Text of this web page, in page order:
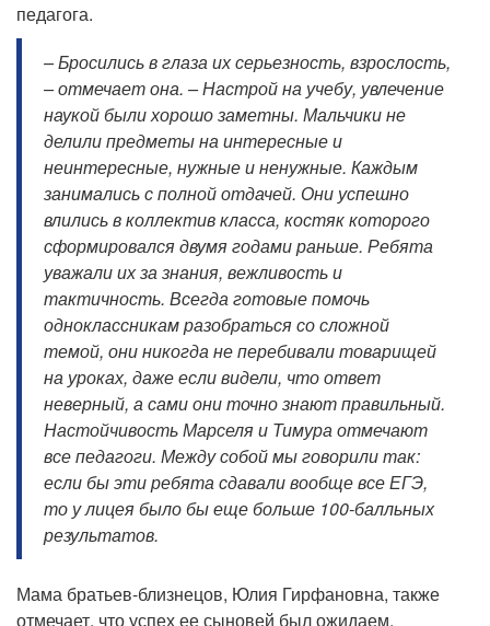
педагога.
– Бросились в глаза их серьезность, взрослость,
– отмечает она. – Настрой на учебу, увлечение
наукой были хорошо заметны. Мальчики не
делили предметы на интересные и
неинтересные, нужные и ненужные. Каждым
занимались с полной отдачей. Они успешно
влились в коллектив класса, костяк которого
сформировался двумя годами раньше. Ребята
уважали их за знания, вежливость и
тактичность. Всегда готовые помочь
одноклассникам разобраться со сложной
темой, они никогда не перебивали товарищей
на уроках, даже если видели, что ответ
неверный, а сами они точно знают правильный.
Настойчивость Марселя и Тимура отмечают
все педагоги. Между собой мы говорили так:
если бы эти ребята сдавали вообще все ЕГЭ,
то у лицея было бы еще больше 100-балльных
результатов.
Мама братьев-близнецов, Юлия Гирфановна, также
отмечает, что успех ее сыновей был ожидаем.